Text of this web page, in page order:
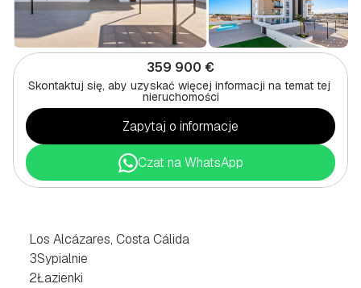
359 900 €
Skontaktuj się, aby uzyskać więcej informacji na temat tej
nieruchomości
Zapytaj o informacje
Czat na WhatsApp
Los Alcázares, Costa Cálida
3Sypialnie
2Łazienki